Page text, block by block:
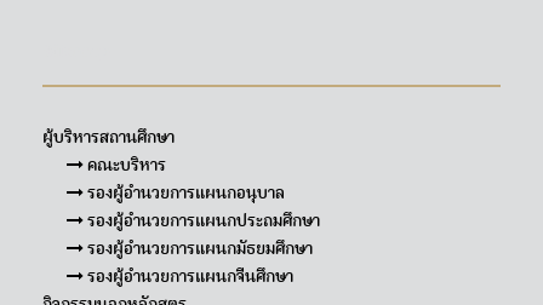
ผู้บริหารสถานศึกษา
คณะบริหาร
รองผู้อำนวยการแผนกอนุบาล
รองผู้อำนวยการแผนกประถมศึกษา
รองผู้อำนวยการแผนกมัธยมศึกษา
รองผู้อำนวยการแผนกจีนศึกษา